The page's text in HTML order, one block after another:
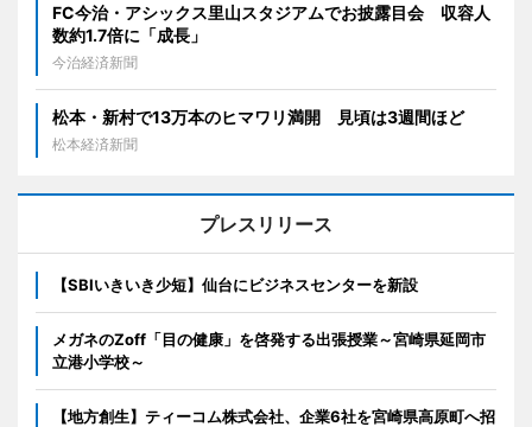
FC今治・アシックス里山スタジアムでお披露目会 収容人
数約1.7倍に「成長」
今治経済新聞
松本・新村で13万本のヒマワリ満開 見頃は3週間ほど
松本経済新聞
プレスリリース
【SBIいきいき少短】仙台にビジネスセンターを新設
メガネのZoff「目の健康」を啓発する出張授業～宮崎県延岡市
立港小学校～
【地方創生】ティーコム株式会社、企業6社を宮崎県高原町へ招